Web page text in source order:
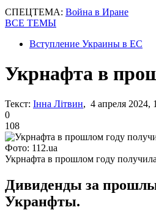
СПЕЦТЕМА: Война в Иране
ВСЕ ТЕМЫ
Вступление Украины в ЕС
Укрнафта в
Текст: Інна Літвин, 4 апреля 2024,
0
108
Фото: 112.ua
Укрнафта в прошлом году
Дивиденды за
Укранфты.